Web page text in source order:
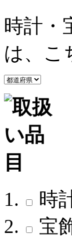
時計・
は、こ
時
宝